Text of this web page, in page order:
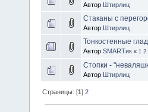
Автор Штирлиц
Стаканы с
Автор Штирлиц
Тонкостенные
Автор SMARTик « 1 2
Стопки -
Автор Штирлиц
Страницы: [1]2